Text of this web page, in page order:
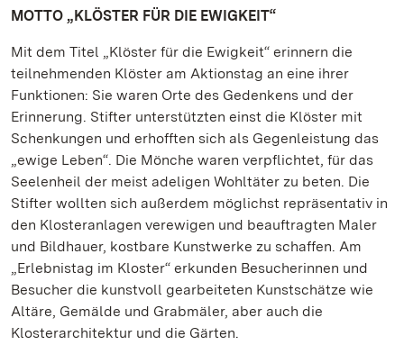
MOTTO „KLÖSTER FÜR DIE EWIGKEIT“
Mit dem Titel „Klöster für die Ewigkeit“ erinnern die
teilnehmenden Klöster am Aktionstag an eine ihrer
Funktionen: Sie waren Orte des Gedenkens und der
Erinnerung. Stifter unterstützten einst die Klöster mit
Schenkungen und erhofften sich als Gegenleistung das
„ewige Leben“. Die Mönche waren verpflichtet, für das
Seelenheil der meist adeligen Wohltäter zu beten. Die
Stifter wollten sich außerdem möglichst repräsentativ in
den Klosteranlagen verewigen und beauftragten Maler
und Bildhauer, kostbare Kunstwerke zu schaffen. Am
„Erlebnistag im Kloster“ erkunden Besucherinnen und
Besucher die kunstvoll gearbeiteten Kunstschätze wie
Altäre, Gemälde und Grabmäler, aber auch die
Klosterarchitektur und die Gärten.